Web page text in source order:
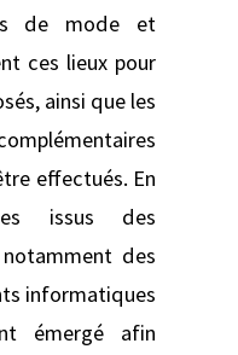
de mode et
ces lieux pour
ainsi que les
effectués. En
issus des
des
informatiques
émergé afin